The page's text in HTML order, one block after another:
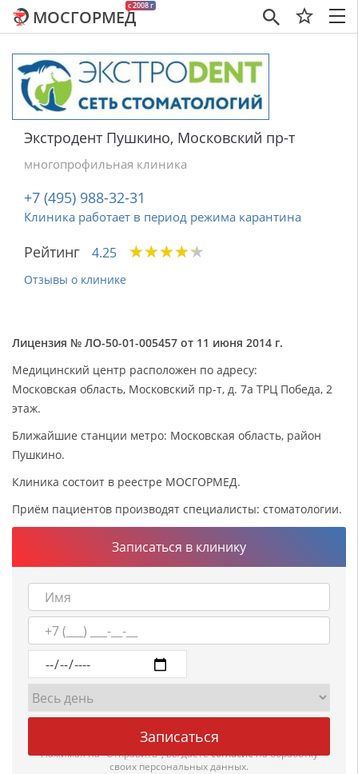
×
c 2008 г
МОСГОРМЕД
Экстродент Пушкино, Московский пр-т
многопрофильная клиника
+7 (495) 988-32-31
Клиника работает в период режима карантина
Рейтинг 4.25 ★★★★★
★★★★★
Отзывы о клинике
Лицензия № ЛО-50-01-005457 от 11 июня 2014 г.
Медицинский центр расположен по адресу:
Московская область, Московский пр-т, д. 7а ТРЦ Победа, 2
этаж.
Ближайшие станции метро: Московская область, район
Пушкино.
Клиника состоит в реестре МОСГОРМЕД.
Приём пациентов производят специалисты: стоматологии.
Записаться в клинику
Нажимая на "Отправить", вы даетесогласиена обработку
своих персональных данных.